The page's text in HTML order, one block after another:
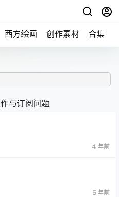
西方绘画 创作素材 合集
与订阅问题
4 年前
5 年前